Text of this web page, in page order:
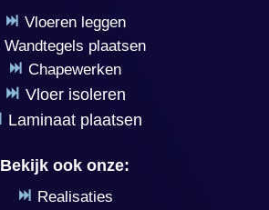
Vloeren leggen
Wandtegels plaatsen
Chapewerken
Vloer isoleren
Laminaat plaatsen
Bekijk ook onze:
Realisaties